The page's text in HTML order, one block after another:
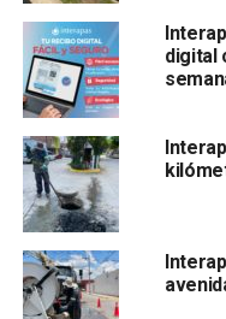
Una vez concluidos
retiró el material
vialidad completamente
digital